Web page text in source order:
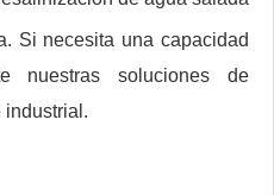
Si necesita una capacidad
nuestras soluciones de
industrial.